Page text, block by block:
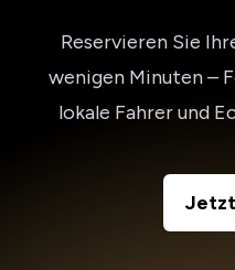
Reservieren Sie
wenigen Minuten –
lokale Fahrer und